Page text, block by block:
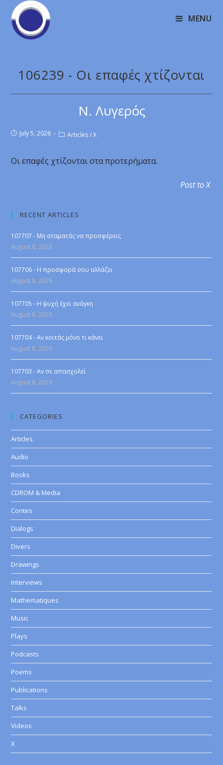
MENU
106239 - Οι επαφές χτίζονται
Ν. Λυγερός
July 5, 2026 Articles / X
Οι επαφές χτίζονται στα προτερήματα.
Post to X
RECENT ARTICLES
107707 - Μη σταματάς να προσφέρεις
August 8, 2026
107706 - Η προσφορά σου αλλάζει
August 8, 2026
107705 - Η ψυχή έχει ανάγκη
August 8, 2026
107704 - Αν κοιτάς μόνο τι κάνει
August 8, 2026
107703 - Αν σε απασχολεί
August 8, 2026
CATEGORIES
Articles
Audio
Books
CDROM & Media
Contes
Dialogs
Divers
Drawings
Interviews
Mathematiques
Music
Plays
Podcasts
Poems
Publications
Talks
Videos
X